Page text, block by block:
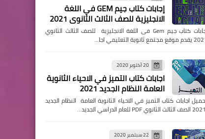
إجابات كتاب جيم GEM في اللغة
الانجليزية للصف الثالث الثانوي 2021
اجابات كتاب جيم Gem فى اللغة الانجليزية للصف الثالث الثانوي
مجتمع ثانوية التعليمي اجا…
20 أكتوبر 2020
اجابات كتاب التميز في الاحياء الثانوية
العامة النظام الجديد 2021
اجابات كتاب التميز في الاحياء الثانوية العامة النظام الجديد
22 سبتمبر 2020